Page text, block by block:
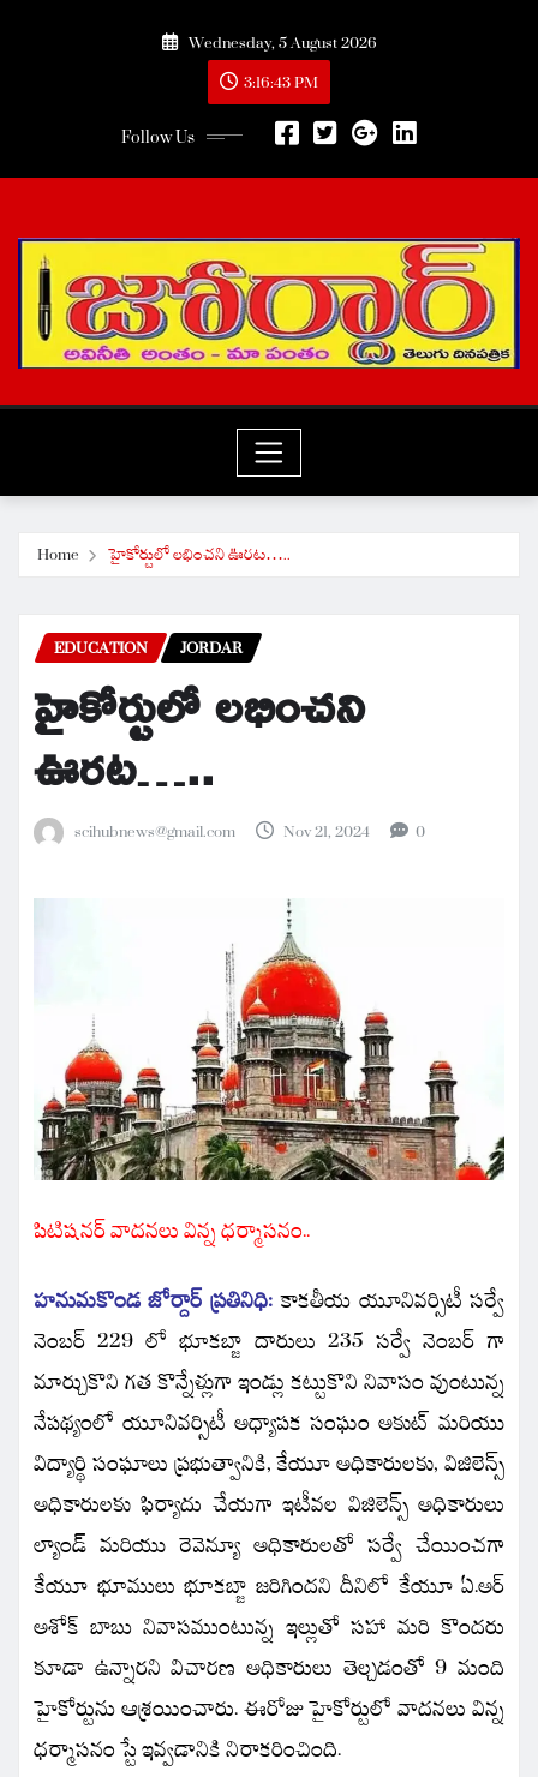
Wednesday, 5 August 2026
3:16:45 PM
Follow Us
Home హైకోర్టులో లభించని ఊరట…..
EDUCATION JORDAR
హైకోర్టులో లభించని
ఊరట…..
scihubnews@gmail.com Nov 21, 2024 0
పిటిషనర్ వాదనలు విన్న ధర్మాసనం..
హనుమకొండ జోర్దార్ ప్రతినిధి:కాకతీయ యూనివర్సిటీ సర్వే
నెంబర్ 229 లో భూకబ్జా దారులు 235 సర్వే నెంబర్ గా
మార్చుకొని గత కొన్నేళ్లుగా ఇండ్లు కట్టుకొని నివాసం వుంటున్న
నేపథ్యంలో యూనివర్సిటీ అధ్యాపక సంఘం అకుట్ మరియు
విద్యార్థి సంఘాలు ప్రభుత్వానికి, కేయూ అధికారులకు, విజిలెన్స్
అధికారులకు ఫిర్యాదు చేయగా ఇటీవల విజిలెన్స్ అధికారులు
ల్యాండ్ మరియు రెవెన్యూ అధికారులతో సర్వే చేయించగా
కేయూ భూములు భూకబ్జా జరిగిందని దీనిలో కేయూ ఏ.అర్
అశోక్ బాబు నివాసముంటున్న ఇల్లుతో సహా మరి కొందరు
కూడా ఉన్నారని విచారణ అధికారులు తెల్చడంతో 9 మంది
హైకోర్టును ఆశ్రయించారు. ఈరోజు హైకోర్టులో వాదనలు విన్న
ధర్మాసనం స్టే ఇవ్వడానికి నిరాకరించింది.